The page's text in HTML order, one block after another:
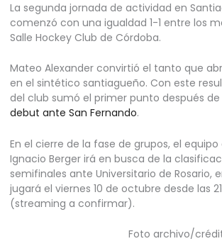
La segunda jornada de actividad en
comenzó con una igualdad 1-1 entre los
Salle Hockey Club de Córdoba.
Mateo Alexander convirtió el tanto que
en el sintético santiagueño. Con este
del club sumó el primer punto después de
debut ante San Fernando.
En el cierre de la fase de grupos, el
Ignacio Berger irá en busca de la
semifinales ante Universitario de Rosario,
jugará el viernes 10 de octubre desde las
(streaming a confirmar).
Foto archivo/